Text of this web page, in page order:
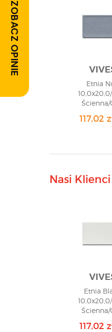
Etnia
10,0x20,0/
Ścienna/
117,02
Nasi
Etnia
10,0x20,0/
Ścienna/
117,02
ZOBACZ OPINIE